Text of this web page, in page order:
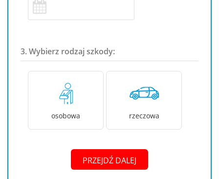
3. Wybierz rodzaj szkody:
osobowa rzeczowa
PRZEJDŹ DALEJ